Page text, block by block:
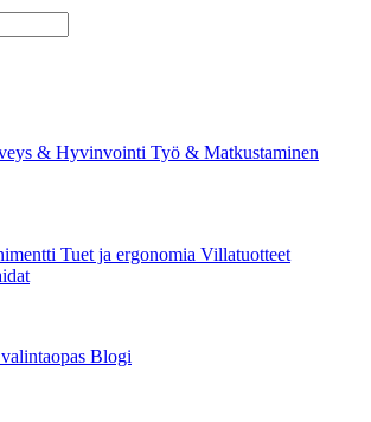
& Hyvinvointi Työ & Matkustaminen
Tuet ja ergonomia Villatuotteet
Blogi